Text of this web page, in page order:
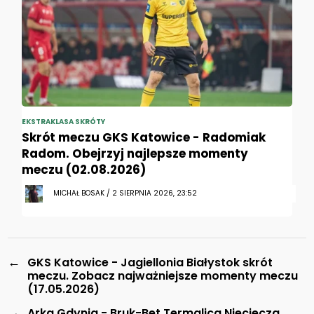
EKSTRAKLASA SKRÓTY
Skrót meczu GKS Katowice - Radomiak
Radom. Obejrzyj najlepsze momenty
meczu (02.08.2026)
MICHAŁ BOSAK / 2 SIERPNIA 2026, 23:52
←
GKS Katowice - Jagiellonia Białystok skrót
meczu. Zobacz najważniejsze momenty meczu
(17.05.2026)